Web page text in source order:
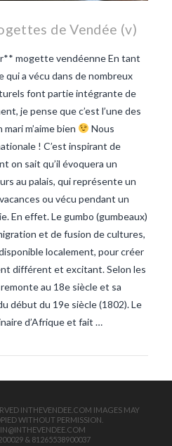
de Vendée (v)
mogette vendéenne En tant
qui a vécu dans de nombreux
font partie intégrante de
je pense que c’est l’une des
m’aime bien
Nous
! C’est inspirant de
on sait qu’il évoquera un
au palais, qui représente un
ou vécu pendant un
En effet. Le gumbo (gumbeaux)
et de fusion de cultures,
localement, pour créer
différent et excitant. Selon les
au 18e siècle et sa
début du 19e siècle (1802). Le
d’Afrique et fait …
INTHEVENDEE.COM IMAGES MAY
WITHOUT PERMISSION.
& 81265538900037